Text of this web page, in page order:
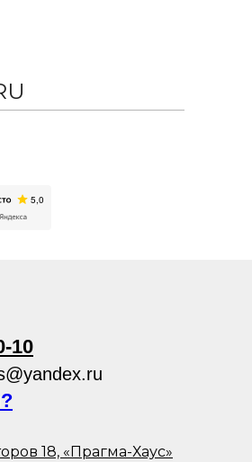
10
18, «Прагма-Хаус»